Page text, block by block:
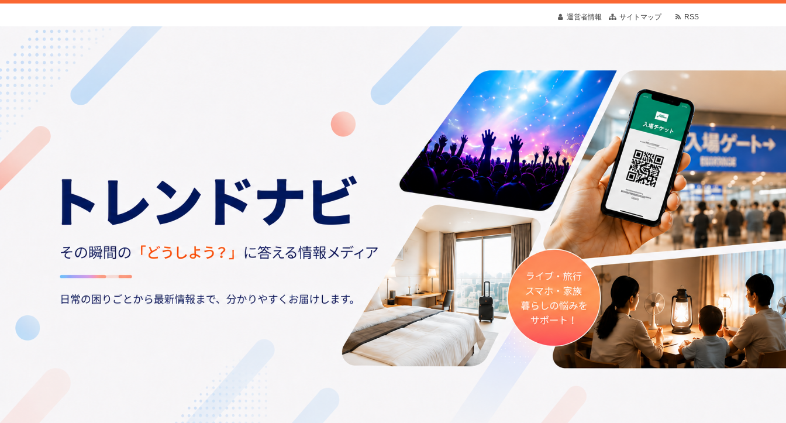
運営者情報 サイトマップ RSS
トレンドナビ｜旬の情報や話題の商品をお届けします
新商品や面白い話題など旬のトレンドをご紹介しています。みなさんが検索することこそトレンド。日常の疑問や予想外の出来事にも寄り添う情報を発
信します。